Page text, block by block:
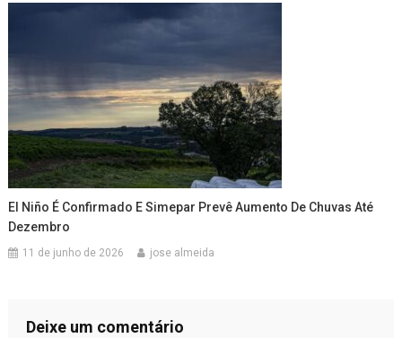
El Niño É Confirmado E Simepar Prevê Aumento De Chuvas Até
Dezembro
11 de junho de 2026 jose almeida
Deixe um comentário